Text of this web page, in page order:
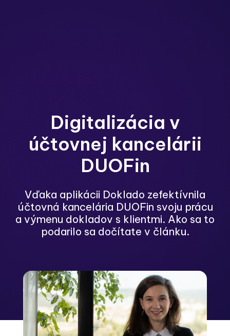
Digitalizácia v
účtovnej kancelárii
DUOFin
Vďaka aplikácii Doklado zefektívnila
účtovná kancelária DUOFin svoju prácu
a výmenu dokladov s klientmi. Ako sa to
podarilo sa dočítate v článku.